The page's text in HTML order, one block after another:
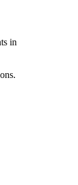
in